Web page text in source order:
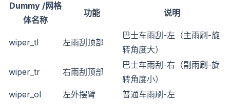
Dummy /网格
体名称
功能 说明
wiper_tl 左雨刮顶部
巴士车雨刮-左（主雨刷-旋
转角度大）
wiper_tr 右雨刮顶部
巴士车雨刮-右（副雨刷-旋
转角度小）
wiper_ol
左外摆臂 普通车雨刷-左